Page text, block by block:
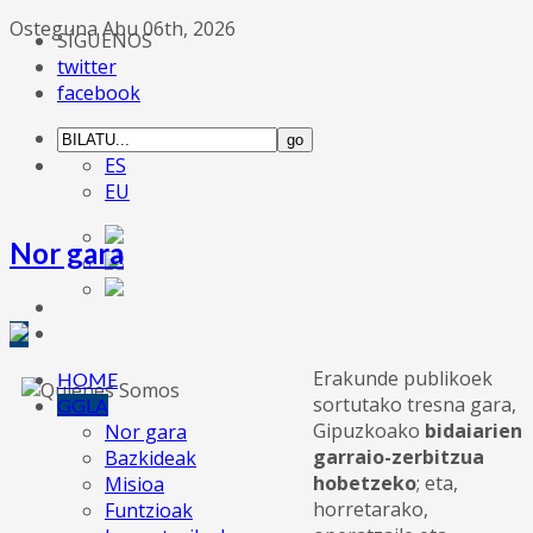
SÍGUENOS
twitter
facebook
ES
EU
HOME
GGLA
Nor gara
Bazkideak
Misioa
Funtzioak
Osteguna Abu 06th, 2026
Nor gara
Erakunde publikoek
sortutako tresna gara,
Gipuzkoako bidaiarien
garraio-zerbitzua
hobetzeko; eta,
horretarako,